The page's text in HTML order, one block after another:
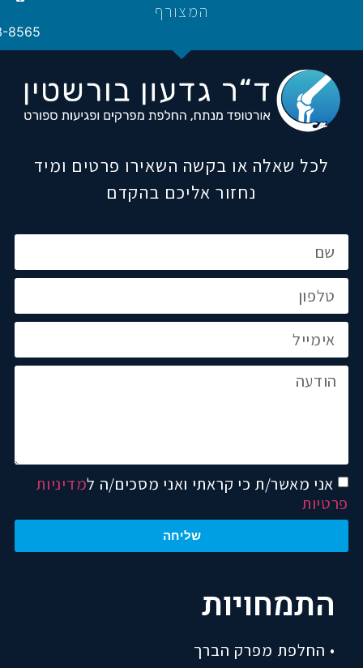
המצורף
לכל שאלה או בקשה השאירו פרטים ומיד
נחזור אליכם בהקדם
אני מאשר/ת כי קראתי ואני מסכים/ה למדיניות
פרטיות
שליחה
התמחויות
• החלפת מפרק הברך
8565